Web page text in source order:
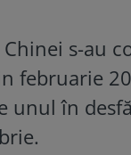
s-au
februarie
unul în